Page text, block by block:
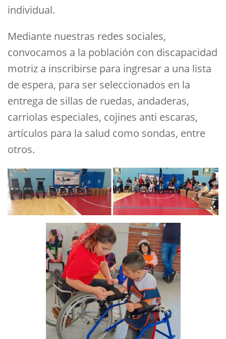
individual.
Mediante nuestras redes sociales,
convocamos a la población con discapacidad
motriz a inscribirse para ingresar a una lista
de espera, para ser seleccionados en la
entrega de sillas de ruedas, andaderas,
carriolas especiales, cojines anti escaras,
artículos para la salud como sondas, entre
otros.